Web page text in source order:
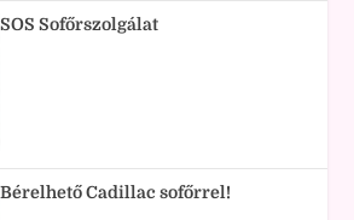
SOS Sofőrszolgálat
Bérelhető Cadillac sofőrrel!